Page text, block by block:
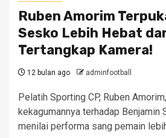
Ruben Amorim
Sesko Lebih Hebat
Tertangkap Kamera!
12 bulan ago adminfootball
Pelatih Sporting CP, Ruben
kekagumannya terhadap Benjamin
menilai performa sang pemain